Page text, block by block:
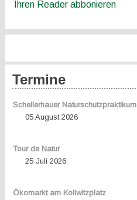
Ihren Reader abbonieren
Termine
Schellerhauer Naturschutzpraktikum
05 August 2026
Tour de Natur
25 Juli 2026
Ökomarkt am Kollwitzplatz